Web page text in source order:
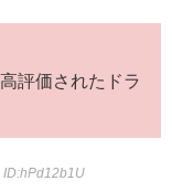
評価されたドラ
ID:hPd12b1U